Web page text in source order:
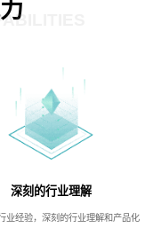
深刻的行业理解
业经验，深刻的行业理解和产品化